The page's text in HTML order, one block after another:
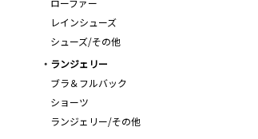
ローファー
レインシューズ
シューズ/その他
ランジェリー
ブラ＆フルバック
ショーツ
ランジェリー/その他